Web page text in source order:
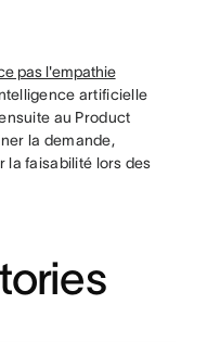
pas l'empathie
artificielle
au Product
la demande,
la faisabilité lors des